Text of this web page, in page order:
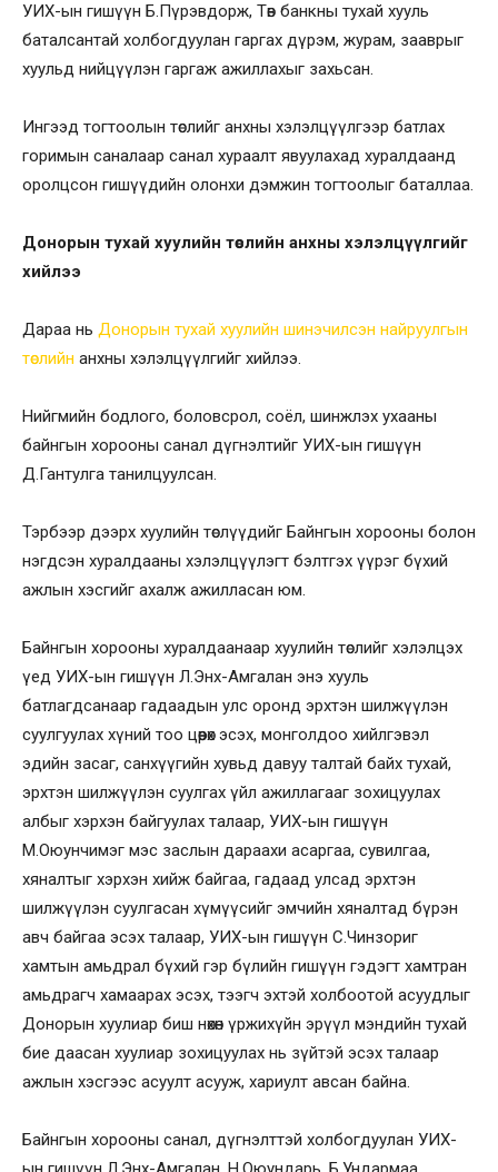
УИХ-ын гишүүн Б.Пүрэвдорж, Төв банкны тухай хууль
баталсантай холбогдуулан гаргах дүрэм, журам, зааврыг
хуульд нийцүүлэн гаргаж ажиллахыг захьсан.
Ингээд тогтоолын төслийг анхны хэлэлцүүлгээр батлах
горимын саналаар санал хураалт явуулахад хуралдаанд
оролцсон гишүүдийн олонхи дэмжин тогтоолыг баталлаа.
Донорын тухай хуулийн төслийн анхны хэлэлцүүлгийг
хийлээ
Дараа нь Донорын тухай хуулийн шинэчилсэн найруулгын
төслийн анхны хэлэлцүүлгийг хийлээ.
Нийгмийн бодлого, боловсрол, соёл, шинжлэх ухааны
байнгын хорооны санал дүгнэлтийг УИХ-ын гишүүн
Д.Гантулга танилцуулсан.
Тэрбээр дээрх хуулийн төслүүдийг Байнгын хорооны болон
нэгдсэн хуралдааны хэлэлцүүлэгт бэлтгэх үүрэг бүхий
ажлын хэсгийг ахалж ажилласан юм.
Байнгын хорооны хуралдаанаар хуулийн төслийг хэлэлцэх
үед УИХ-ын гишүүн Л.Энх-Амгалан энэ хууль
батлагдсанаар гадаадын улс оронд эрхтэн шилжүүлэн
суулгуулах хүний тоо цөөрөх эсэх, монголдоо хийлгэвэл
эдийн засаг, санхүүгийн хувьд давуу талтай байх тухай,
эрхтэн шилжүүлэн суулгах үйл ажиллагааг зохицуулах
албыг хэрхэн байгуулах талаар, УИХ-ын гишүүн
М.Оюунчимэг мэс заслын дараахи асаргаа, сувилгаа,
хяналтыг хэрхэн хийж байгаа, гадаад улсад эрхтэн
шилжүүлэн суулгасан хүмүүсийг эмчийн хяналтад бүрэн
авч байгаа эсэх талаар, УИХ-ын гишүүн С.Чинзориг
хамтын амьдрал бүхий гэр бүлийн гишүүн гэдэгт хамтран
амьдрагч хамаарах эсэх, тээгч эхтэй холбоотой асуудлыг
Донорын хуулиар биш нөхөн үржихүйн эрүүл мэндийн тухай
бие даасан хуулиар зохицуулах нь зүйтэй эсэх талаар
ажлын хэсгээс асуулт асууж, хариулт авсан байна.
Байнгын хорооны санал, дүгнэлттэй холбогдуулан УИХ-